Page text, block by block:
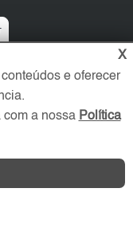
X
e oferecer
com a nossa Política